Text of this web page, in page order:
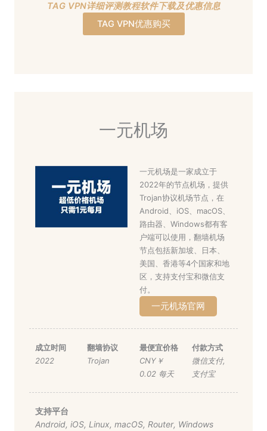
TAG VPN详细评测教程软件下载及优惠信息
TAG VPN优惠购买
一元机场
一元机场是一家成立于
2022年的节点机场，提供
Trojan协议机场节点，在
Android、iOS、macOS、
路由器、Windows都有客
户端可以使用，翻墙机场
节点包括新加坡、日本、
美国、香港等4个国家和地
区，支持支付宝和微信支
付。
一元机场官网
成立时间
2022
翻墙协议
Trojan
最便宜价格
CNY￥
0.02 每天
付款方式
微信支付,
支付宝
支持平台
Android, iOS, Linux, macOS, Router, Windows